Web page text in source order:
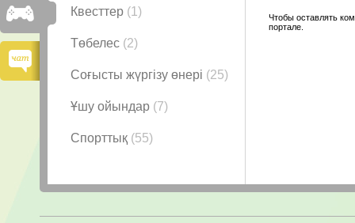
Квесттер (1)
Төбелес (2)
Соғысты жүргізу өнері (25)
Ұшу ойындар (7)
Спорттық (55)
Чтобы оставлять
портале.